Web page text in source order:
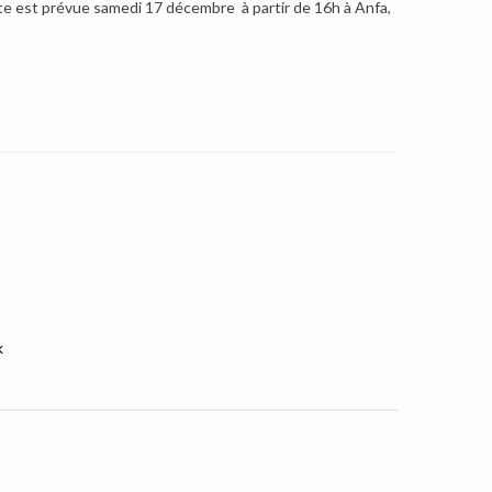
est prévue samedi 17 décembre à partir de 16h à Anfa,